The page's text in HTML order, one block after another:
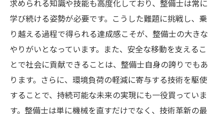
求められる知識や技能も高度化しており、整備士は常に
学び続ける姿勢が必要です。こうした難題に挑戦し、乗
り越える過程で得られる達成感こそが、整備士の大きな
やりがいとなっています。また、安全な移動を支えるこ
とで社会に貢献できることは、整備士自身の誇りでもあ
ります。さらに、環境負荷の軽減に寄与する技術を駆使
することで、持続可能な未来の実現にも一役買っていま
す。整備士は単に機械を直すだけでなく、技術革新の最